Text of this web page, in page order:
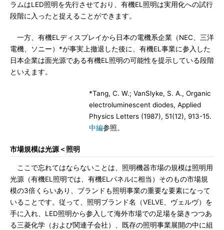
ラムはLED照明を先行させており、有機EL照明は実用化への試行
段階に入ったと捉えることができます。
一方、有機ELディスプレイから日本の電機系企業（NEC、三洋
電機、ソニー）*が事実上撤退した後に、有機EL事業に参入した
日本企業は面光源である有機EL照明の可能性を提示している段階
といえます。
*Tang, C. W.; VanSlyke, S. A., Organic
electroluminescent diodes, Applied
Physics Letters (1987), 51(12), 913-15.
中編参照。
市場規模は光源＜照明
ここで忘れてはならないことは、照明機器市場の規模は照明用
光源（有機EL照明では、有機ELパネルに相当）そのもの市場規
模の3倍くらいあり、ブランドも照明事業の重要な要素になって
いることです。従って、照明ブランド名（VELVE、ヴェルヴ）を
手に入れ、LED照明から参入して海外市場での足場を築きつつあ
る三菱化学（および関連子会社）、既存の照明事業展開の中に組